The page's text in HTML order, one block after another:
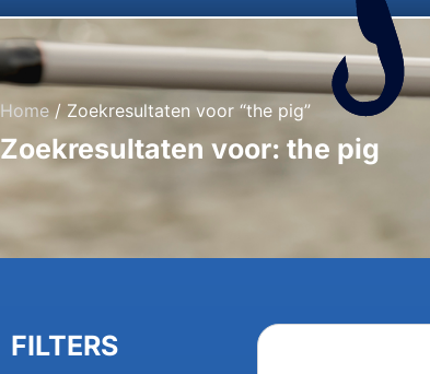
Home / Zoekresultaten voor “the pig”
Zoekresultaten voor: the pig
FILTERS